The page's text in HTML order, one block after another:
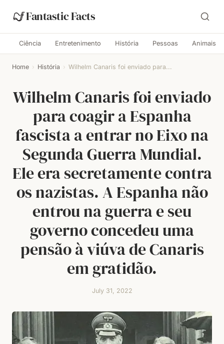
Fantastic Facts
Ciência Entretenimento História Pessoas Animais
Home › História › Wilhelm Canaris foi enviado para...
Wilhelm Canaris foi enviado
para coagir a Espanha
fascista a entrar no Eixo na
Segunda Guerra Mundial.
Ele era secretamente contra
os nazistas. A Espanha não
entrou na guerra e seu
governo concedeu uma
pensão à viúva de Canaris
em gratidão.
July 31, 2022